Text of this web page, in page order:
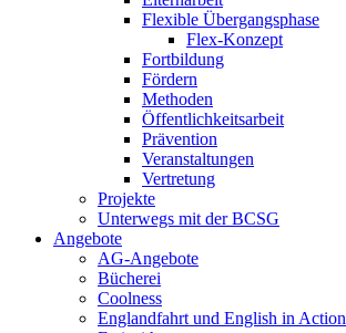
Flexible Übergangsphase
Flex-Konzept
Fortbildung
Fördern
Methoden
Öffentlichkeitsarbeit
Prävention
Veranstaltungen
Vertretung
Projekte
Unterwegs mit der BCSG
Angebote
AG-Angebote
Bücherei
Coolness
Englandfahrt und English in Action